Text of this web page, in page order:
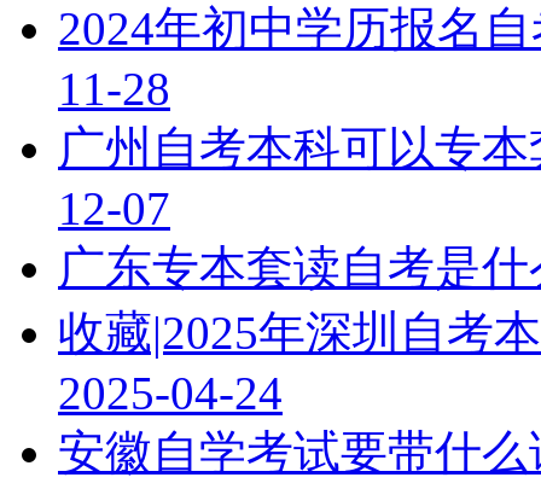
2024年初中学历报名
11-28
广州自考本科可以专
12-07
广东专本套读自考是
收藏|2025年深圳自考
2025-04-24
安徽自学考试要带什